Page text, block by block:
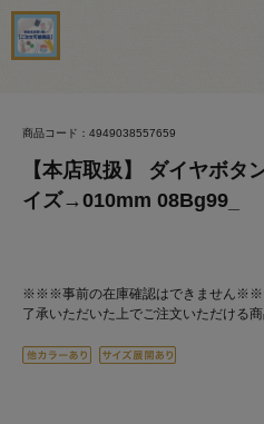
商品コード：4949038557659
【本店取扱】 ダイヤボ
イズ→010mm 08Bg99_
※※※事前の在庫確認はできません
了承いただいた上でご注文いただける商